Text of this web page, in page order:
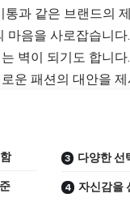
과 같은 브랜드의
마음을 사로잡습니
벽이 되기도 합니다.
운 패션의 대안을 제
다양한 선
자신감을